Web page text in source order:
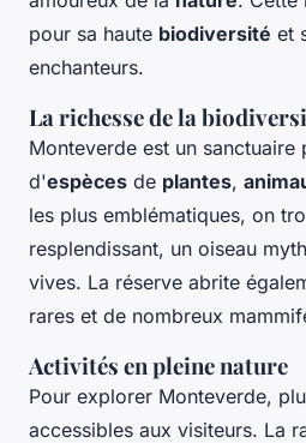
pour sa haute biodiversité et
enchanteurs.
La richesse de la
Monteverde est un sanctuaire
d'espèces de plantes,
les plus emblématiques, on
resplendissant, un oiseau
vives. La réserve abrite
rares et de nombreux
Activités en pleine nature
Pour explorer Monteverde,
accessibles aux visiteurs. La